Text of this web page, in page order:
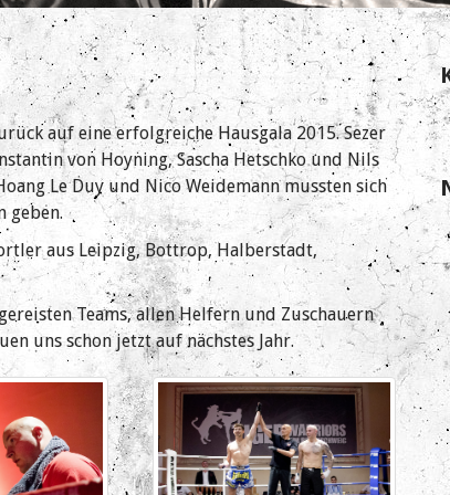
auf eine erfolgreiche Hausgala 2015. Sezer
von Hoyning, Sascha Hetschko und Nils
Le Duy und Nico Weidemann mussten sich
geben.
aus Leipzig, Bottrop, Halberstadt,
Teams, allen Helfern und Zuschauern
uns schon jetzt auf nächstes Jahr.